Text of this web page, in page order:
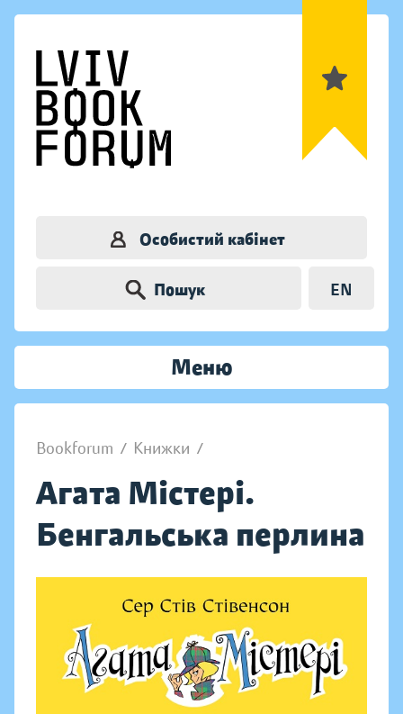
Особистий кабінет
Пошук EN
Меню
Bookforum / Книжки /
Агата Містері.
Бенгальська перлина